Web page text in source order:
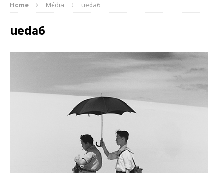
Home Média ueda6
ueda6